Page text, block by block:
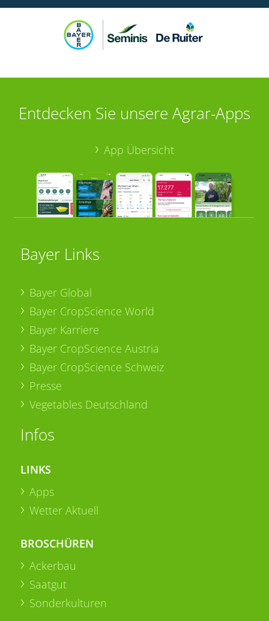
Entdecken Sie unsere Agrar-Apps
App Übersicht
Bayer Links
Bayer Global
Bayer CropScience World
Bayer Karriere
Bayer CropScience Austria
Bayer CropScience Schweiz
Presse
Vegetables Deutschland
Infos
LINKS
Apps
Wetter Aktuell
BROSCHÜREN
Ackerbau
Saatgut
Sonderkulturen